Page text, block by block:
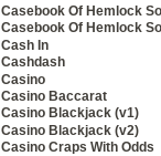
Casebook Of Hemlock
Casebook Of Hemlock
Cash In
Cashdash
Casino
Casino Baccarat
Casino Blackjack (v1)
Casino Blackjack (v2)
Casino Craps With Odds